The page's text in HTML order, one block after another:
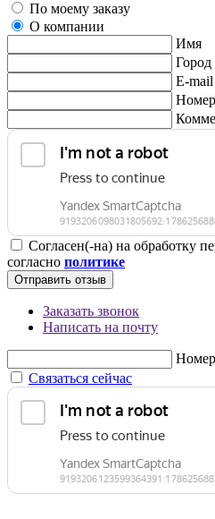
По моему заказу
О компании
Имя
Город
E-mail
Согласен(-на) на обработку
согласно политике
Отправить отзыв
Заказать звонок
Написать на почту
Связаться сейчас